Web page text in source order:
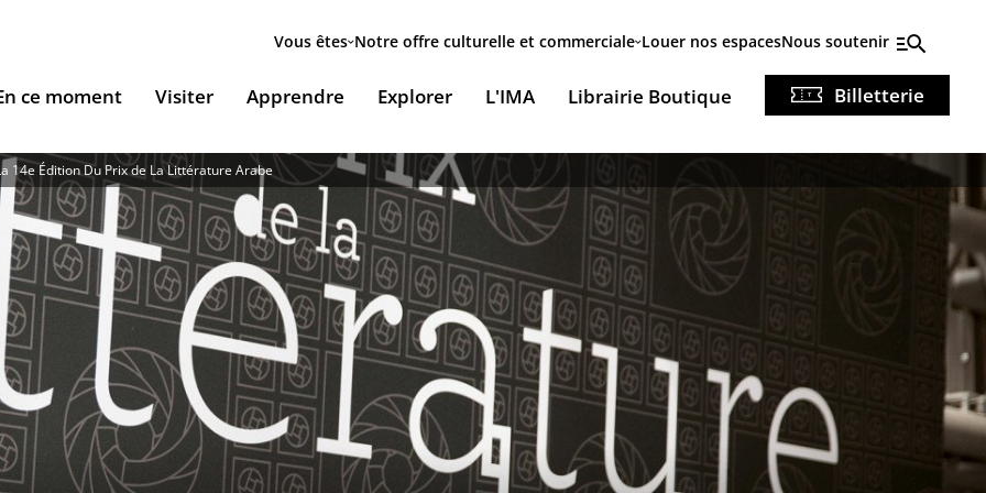
secondaire
Vous êtes Notre offre culturelle et commerciale Louer nos espacesNous soutenir
ce moment
LES RENDEZ-VOUS
Les Jeudis de l’IMA
Ici & Maintenant
Falsafa I Les RDV de la philosophie arabe
Les Samedis de la poésie
Rencontres littéraires de l’IMA
Les escales musicales du musée
Visiter
ACCUEILLENT
Shahid
Café littéraire et self
Apprendre
& PÉDAGOGIE
le monde arabe
pédagogiques
documentaires
le portail documentaire de l'IMA
/ Emprunter des livres et des médias à la
de l'IMA
Explorer L'IMA
Accueillir nos expositions / Host our exhibitions
Ingénierie culturelle
Documents institutionnels
Nous rejoindre / Carrières
Mécènes et sponsors
Nous contacter
Librairie Boutique Billetterie
14e Édition Du Prix de La Littérature Arabe